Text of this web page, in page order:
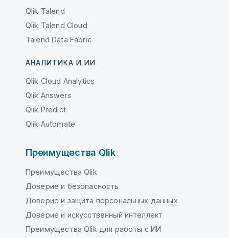
Qlik Talend
Qlik Talend Cloud
Talend Data Fabric
АНАЛИТИКА И ИИ
Qlik Cloud Analytics
Qlik Answers
Qlik Predict
Qlik Automate
Преимущества Qlik
Преимущества Qlik
Доверие и безопасность
Доверие и защита персональных данных
Доверие и искусственный интеллект
Преимущества Qlik для работы с ИИ